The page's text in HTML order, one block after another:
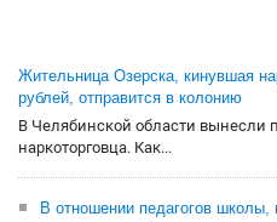
Жительница Озерска, кинувшая
рублей, отправится в колонию
В Челябинской области вынесли
наркоторговца. Как...
В отношении педагогов школы,